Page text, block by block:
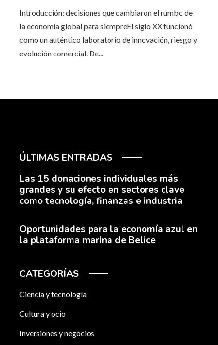
Introducción: decisiones que cambiaron el rumbo de
la economía global para siempreEl siglo XX funcionó
como un auténtico laboratorio de innovación, riesgo y
evolución comercial. De...
ÚLTIMAS ENTRADAS
Las 15 donaciones individuales más
grandes y su efecto en sectores clave
como tecnología, finanzas e industria
Oportunidades para la economía azul en
la plataforma marina de Belice
CATEGORÍAS
Ciencia y tecnología
Cultura y ocio
Inversiones y negocios